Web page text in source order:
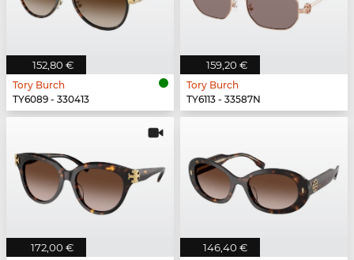
152,80 €
Tory Burch
TY6089 - 330413
159,20 €
Tory Burch
TY6113 - 33587N
172,00 € 146,40 €